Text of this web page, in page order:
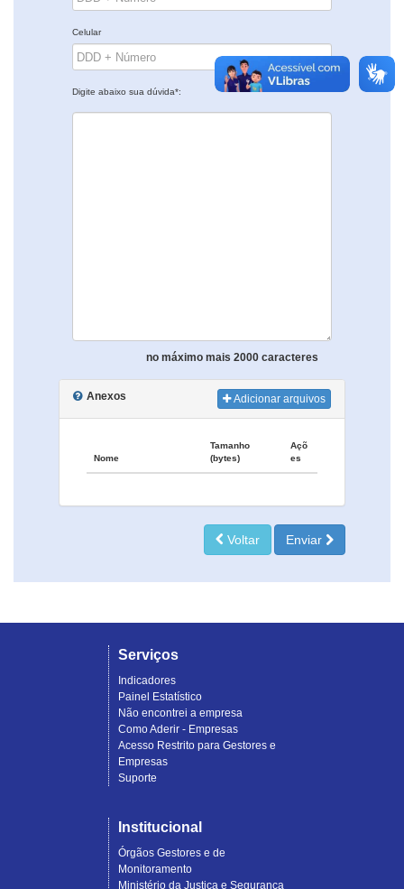
Celular
Digite abaixo sua dúvida*:
no máximo mais 2000 caracteres
Anexos Adicionar arquivos
Nome
Tamanho
(bytes)
Açõ
es
Voltar Enviar
Serviços
Indicadores
Painel Estatístico
Não encontrei a empresa
Como Aderir - Empresas
Acesso Restrito para Gestores e
Empresas
Suporte
Institucional
Órgãos Gestores e de
Monitoramento
Ministério da Justiça e Segurança